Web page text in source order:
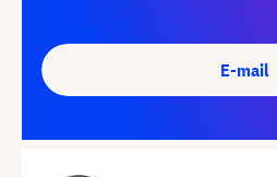
E-mail